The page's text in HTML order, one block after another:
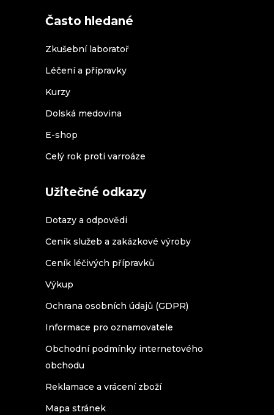
Často hledané
Zkušební laboratoř
Léčení a přípravky
Kurzy
Dolská medovina
E-shop
Celý rok proti varroáze
Užitečné odkazy
Dotazy a odpovědi
Ceník služeb a zakázkové výroby
Ceník léčivých přípravků
Výkup
Ochrana osobních údajů (GDPR)
Informace pro oznamovatele
Obchodní podmínky internetového
obchodu
Reklamace a vrácení zboží
Mapa stránek